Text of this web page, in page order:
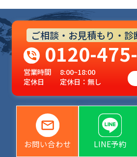
ご相談・お見積もり・診
0120-
営業時間
8:00~18:00
定休日
定休日：無し
お問い合わせ LINE予約